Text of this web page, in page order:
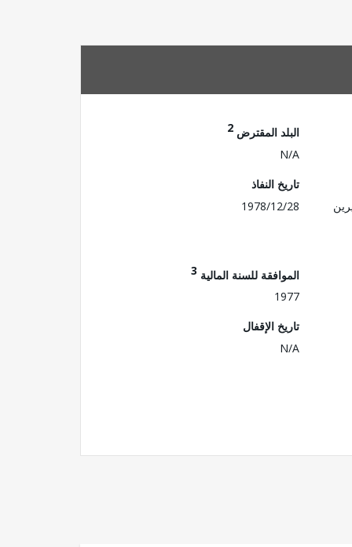
البلد المقترض 2
N/A
تاريخ النفاذ
1978/12/28
الموافقة للسنة المالية 3
1977
تاريخ الإقفال
N/A